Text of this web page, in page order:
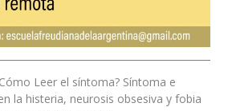
Leer el síntoma? Síntoma e
la histeria, neurosis obsesiva y fobia